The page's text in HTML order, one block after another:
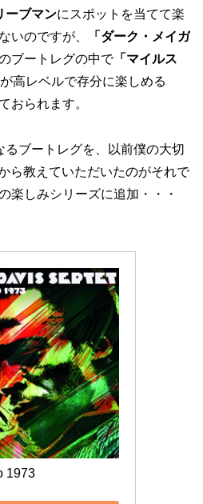
ーブマンにスポットを当てて楽
いのですが、
「ダーク・メイガ
ブートレグの中で「マイルス
が高レベルで存分に楽しめる
おられます。
るブートレグを、以前僕の大切
ら教えていただいたのがそれで
楽しみシリーズに追加・・・
1973